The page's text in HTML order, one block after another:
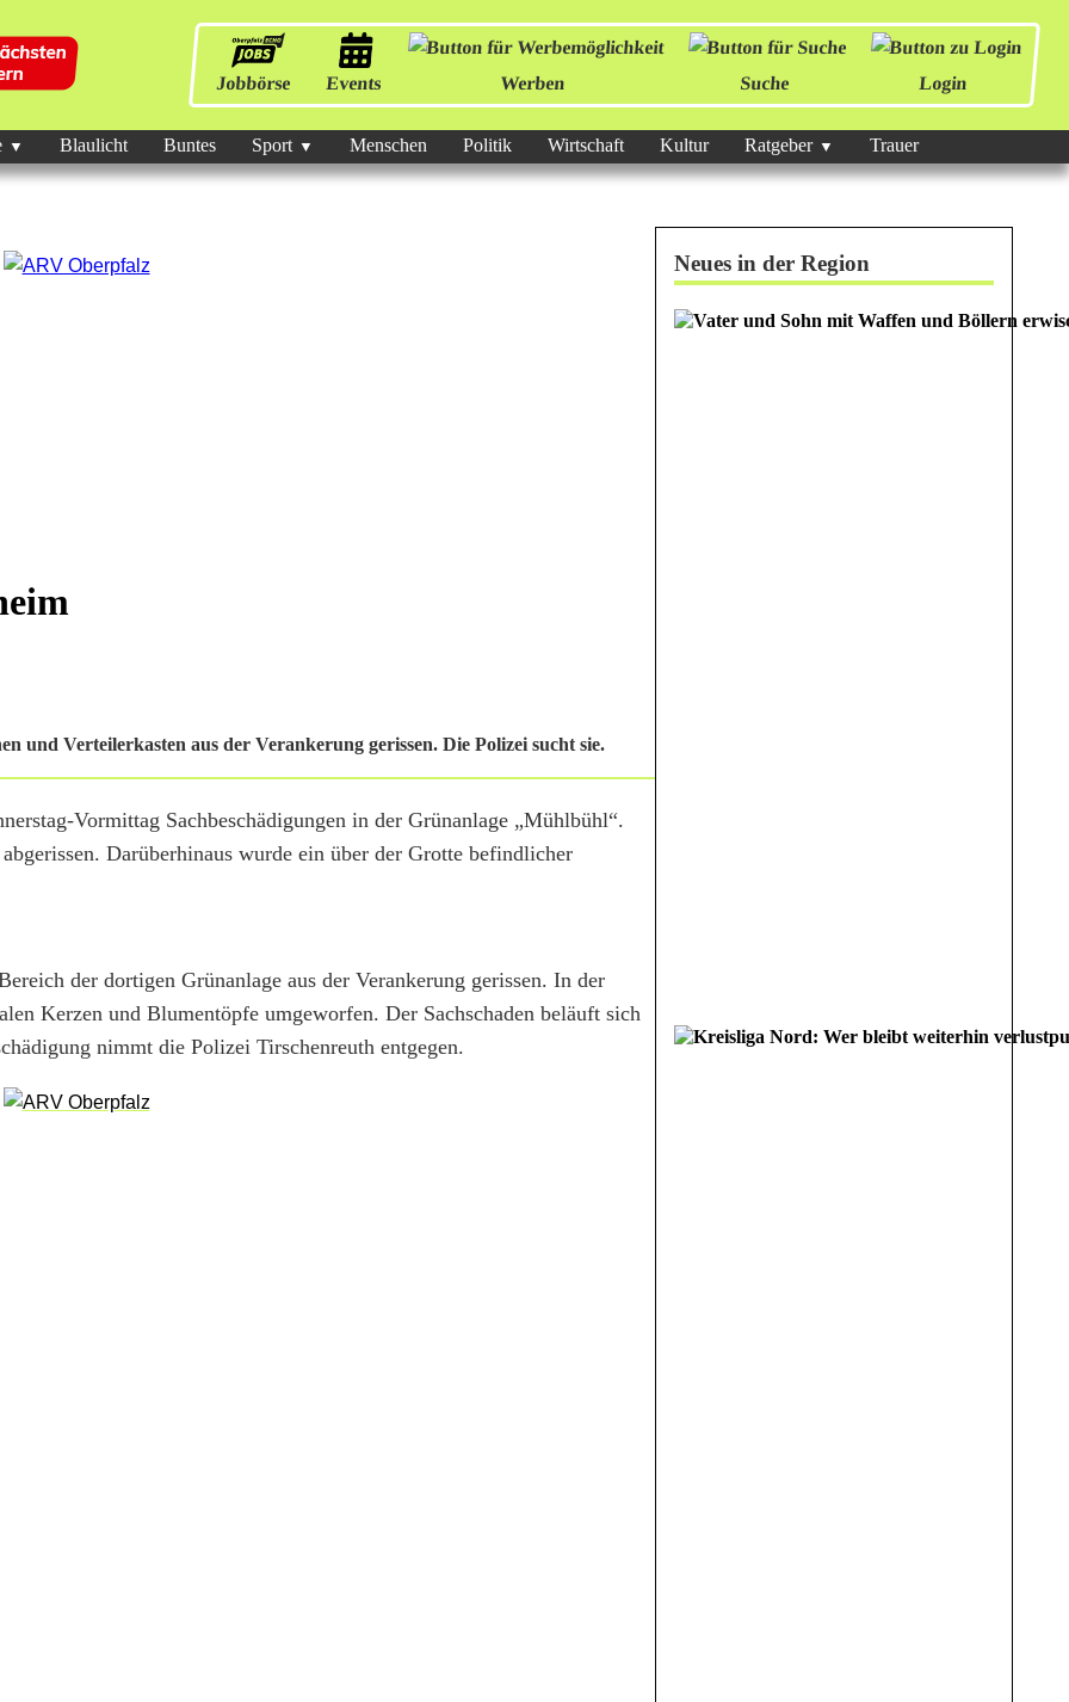
Jobbörse Events Werben Suche Login
Blaulicht Buntes Sport Menschen Politik Wirtschaft Kultur Ratgeber Trauer
und Verteilerkasten aus der Verankerung gerissen. Die Polizei sucht sie.
Vormittag Sachbeschädigungen in der Grünanlage „Mühlbühl“.
Darüberhinaus wurde ein über der Grotte befindlicher
der dortigen Grünanlage aus der Verankerung gerissen. In der
Kerzen und Blumentöpfe umgeworfen. Der Sachschaden beläuft sich
nimmt die Polizei Tirschenreuth entgegen.
Neues in der Region